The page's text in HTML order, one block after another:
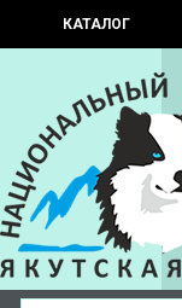
КАТАЛОГ